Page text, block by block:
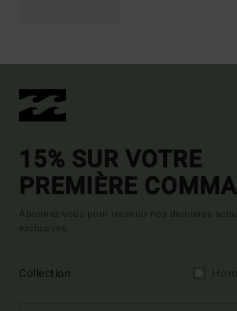
15% SUR VOTRE
PREMIÈRE
Abonnez-vous pour recevoir nos dernières
exclusives.
Collection